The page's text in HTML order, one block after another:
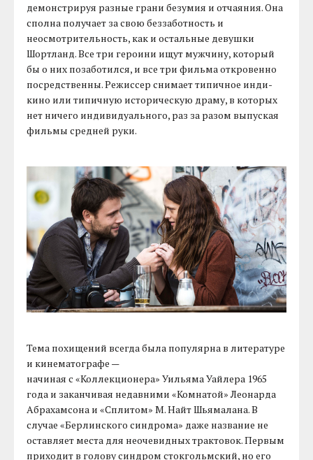
демонстрируя разные грани безумия и отчаяния. Она
сполна получает за свою беззаботность и
неосмотрительность, как и остальные девушки
Шортланд. Все три героини ищут мужчину, который
бы о них позаботился, и все три фильма откровенно
посредственны. Режиссер снимает типичное инди-
кино или типичную историческую драму, в которых
нет ничего индивидуального, раз за разом выпуская
фильмы средней руки.
Тема похищений всегда была популярна в литературе
и кинематографе —
начиная с «Коллекционера» Уильяма Уайлера 1965
года и заканчивая недавними «Комнатой» Леонарда
Абрахамсона и «Сплитом» М. Найт Шьямалана. В
случае «Берлинского синдрома» даже название не
оставляет места для неочевидных трактовок. Первым
приходит в голову синдром стокгольмский, но его